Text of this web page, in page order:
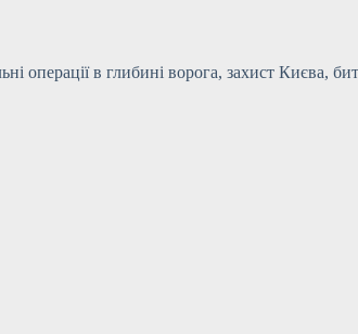
операції в глибині ворога, захист Києва,